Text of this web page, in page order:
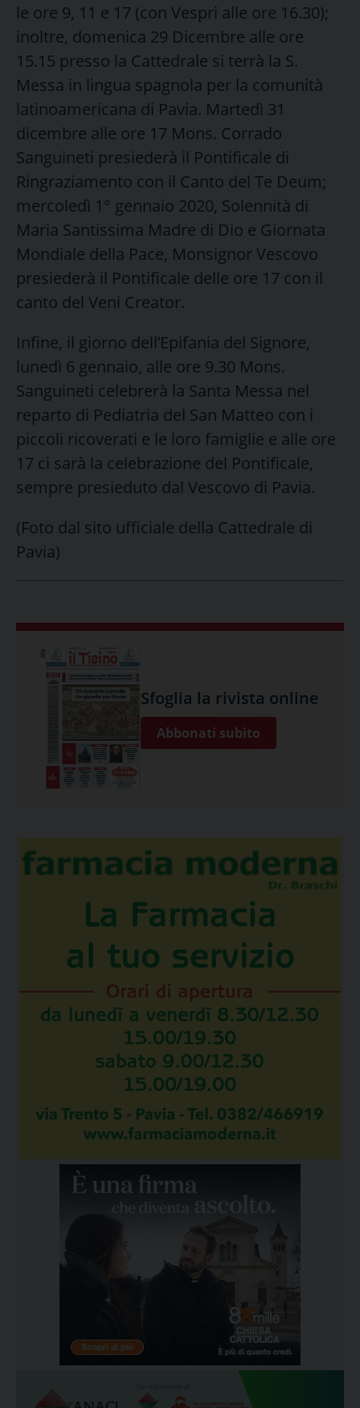
le ore 9, 11 e 17 (con Vespri alle ore 16.30);
inoltre, domenica 29 Dicembre alle ore
15.15 presso la Cattedrale si terrà la S.
Messa in lingua spagnola per la comunità
latinoamericana di Pavia. Martedì 31
dicembre alle ore 17 Mons. Corrado
Sanguineti presiederà il Pontificale di
Ringraziamento con il Canto del Te Deum;
mercoledì 1° gennaio 2020, Solennità di
Maria Santissima Madre di Dio e Giornata
Mondiale della Pace, Monsignor Vescovo
presiederà il Pontificale delle ore 17 con il
canto del Veni Creator.
Infine, il giorno dell’Epifania del Signore,
lunedì 6 gennaio, alle ore 9.30 Mons.
Sanguineti celebrerà la Santa Messa nel
reparto di Pediatria del San Matteo con i
piccoli ricoverati e le loro famiglie e alle ore
17 ci sarà la celebrazione del Pontificale,
sempre presieduto dal Vescovo di Pavia.
(Foto dal sito ufficiale della Cattedrale di
Pavia)
Sfoglia la rivista online
Abbonati subito